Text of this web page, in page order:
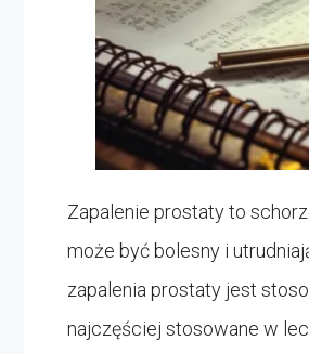
Zapalenie prostaty to
może być bolesny i
zapalenia prostaty jest
najczęściej stosowane w